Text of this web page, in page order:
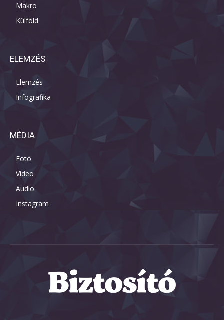
Makro
Külföld
ELEMZÉS
Elemzés
Infografika
MÉDIA
Fotó
Video
Audio
Instagram